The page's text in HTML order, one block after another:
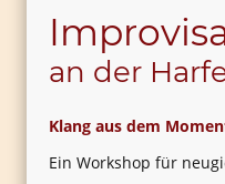
an der
Klang aus dem
Ein Workshop für